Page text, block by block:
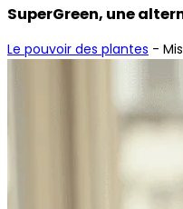
SuperGreen, une
Le pouvoir des plantes -